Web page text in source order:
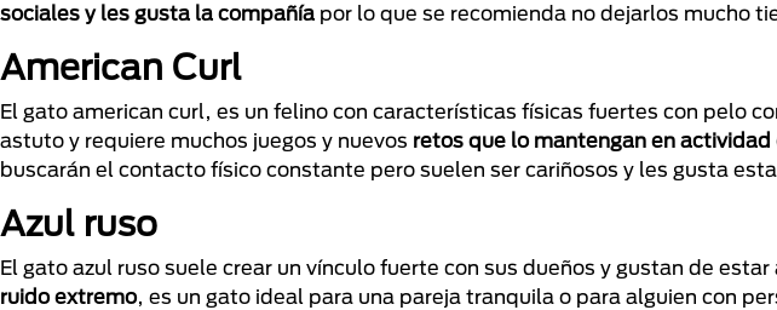
sociales y les gusta la compañía por lo que se recomienda no dejarlos mucho
American Curl
El gato american curl, es un felino con características físicas fuertes con pelo
astuto y requiere muchos juegos y nuevos retos que lo mantengan en
buscarán el contacto físico constante pero suelen ser cariñosos y les gusta
Azul ruso
El gato azul ruso suele crear un vínculo fuerte con sus dueños y gustan de
ruido extremo, es un gato ideal para una pareja tranquila o para alguien con